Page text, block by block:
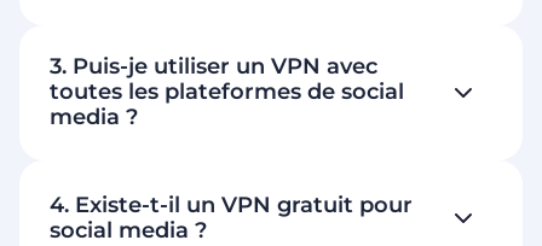
3. Puis-je utiliser un VPN avec
toutes les plateformes de social
media ?
4. Existe-t-il un VPN gratuit pour
social media ?